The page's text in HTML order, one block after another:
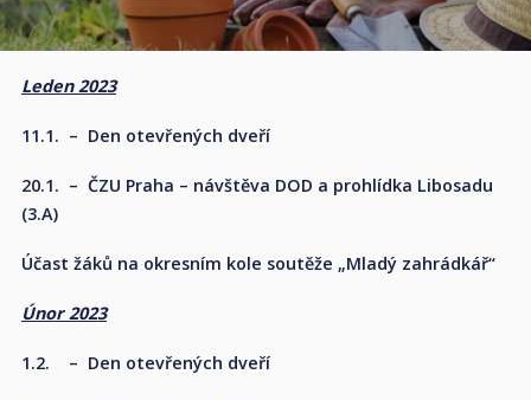
Leden 2023
11.1. – Den otevřených dveří
20.1. – ČZU Praha – návštěva DOD a prohlídka Libosadu
(3.A)
Účast žáků na okresním kole soutěže „Mladý zahrádkář“
Únor 2023
1.2. – Den otevřených dveří